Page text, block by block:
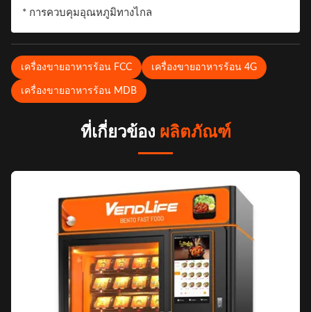
* การควบคุมอุณหภูมิทางไกล
เครื่องขายอาหารร้อน FCC เครื่องขายอาหารร้อน 4G
เครื่องขายอาหารร้อน MDB
ที่เกี่ยวข้อง ผลิตภัณฑ์